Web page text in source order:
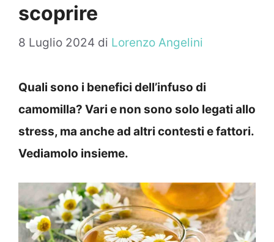
scoprire
8 Luglio 2024 di Lorenzo Angelini
Quali sono i benefici dell’infuso di
camomilla? Vari e non sono solo legati allo
stress, ma anche ad altri contesti e fattori.
Vediamolo insieme.